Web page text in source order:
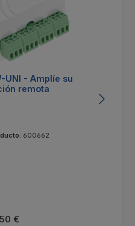
UNI - Amplíe su
remota
600662
normal:
€